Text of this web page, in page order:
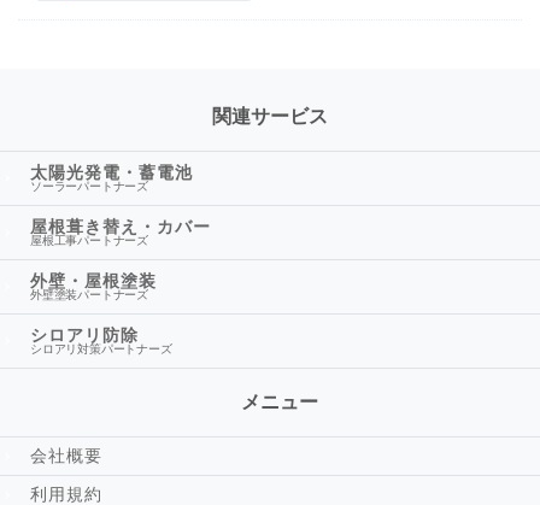
会社概要
利用規約
関連サービス
太陽光発電・蓄電池
ソーラーパートナーズ
屋根葺き替え・カバー
屋根工事パートナーズ
外壁・屋根塗装
外壁塗装パートナーズ
シロアリ防除
シロアリ対策パートナーズ
メニュー